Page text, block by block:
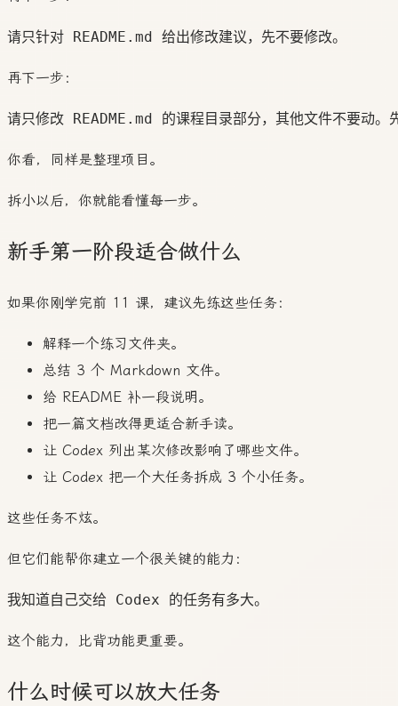
再下一步：
你看，同样是整理项目。
拆小以后，你就能看懂每一步。
新手第一阶段适合做什么
如果你刚学完前 11 课，建议先练这些任务：
解释一个练习文件夹。
总结 3 个 Markdown 文件。
给 README 补一段说明。
把一篇文档改得更适合新手读。
让 Codex 列出某次修改影响了哪些文件。
让 Codex 把一个大任务拆成 3 个小任务。
这些任务不炫。
但它们能帮你建立一个很关键的能力：
这个能力，比背功能更重要。
什么时候可以放大任务